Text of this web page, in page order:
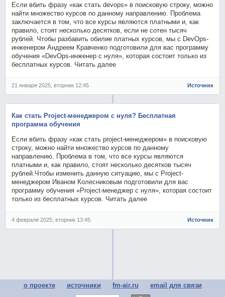
Если вбить фразу «как стать devops» в поисковую строку, можно
найти множество курсов по данному направлению. Проблема
заключается в том, что все курсы являются платными и, как
правило, стоят несколько десятков, если не сотен тысяч
рублей. Чтобы разбавить обилие платных курсов, мы с DevOps-
инженером Андреем Кравченко подготовили для вас программу
обучения «DevOps-инженер с нуля», которая состоит только из
бесплатных курсов. Читать далее
21 января 2025, вторник 12:45 Источник
Как стать Project-менеджером с нуля? Бесплатная
программа обучения
Если вбить фразу «как стать project-менеджером» в поисковую
строку, можно найти множество курсов по данному
направлению. Проблема в том, что все курсы являются
платными и, как правило, стоят несколько десятков тысяч
рублей.Чтобы изменить данную ситуацию, мы с Project-
менеджером Иваном Колесниковым подготовили для вас
программу обучения «Project-менеджер с нуля», которая состоит
только из бесплатных курсов. Читать далее
4 февраля 2025, вторник 13:45 Источник
о проекте источники fm-air.ru email для связи